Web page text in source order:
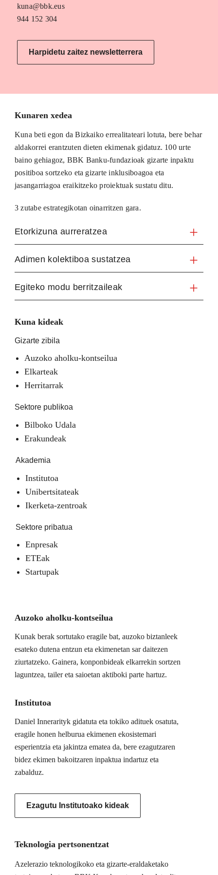
kuna@bbk.eus
944 152 304
Harpidetu zaitez newsletterrera
Kunaren xedea
Kuna beti egon da Bizkaiko errealitateari lotuta, bere behar
aldakorrei erantzuten dieten ekimenak gidatuz. 100 urte
baino gehiagoz, BBK Banku-fundazioak gizarte inpaktu
positiboa sortzeko eta gizarte inklusiboagoa eta
jasangarriagoa eraikitzeko proiektuak sustatu ditu.
3 zutabe estrategikotan oinarritzen gara.
Etorkizuna aurreratzea
Adimen kolektiboa sustatzea
Egiteko modu berritzaileak
Kuna kideak
Gizarte zibila
Auzoko aholku-kontseilua
Elkarteak
Herritarrak
Sektore publikoa
Bilboko Udala
Erakundeak
Akademia
Institutoa
Unibertsitateak
Ikerketa-zentroak
Sektore pribatua
Enpresak
ETEak
Startupak
Auzoko aholku-kontseilua
Kunak berak sortutako eragile bat, auzoko biztanleek
esateko dutena entzun eta ekimenetan sar daitezen
ziurtatzeko. Gainera, konponbideak elkarrekin sortzen
laguntzea, tailer eta saioetan aktiboki parte hartuz.
Institutoa
Daniel Innerarityk gidatuta eta tokiko adituek osatuta,
eragile honen helburua ekimenen ekosistemari
esperientzia eta jakintza ematea da, bere ezagutzaren
bidez ekimen bakoitzaren inpaktua indartuz eta
zabalduz.
Ezagutu Institutoako kideak
Teknologia pertsonentzat
Azelerazio teknologikoko eta gizarte-eraldaketako